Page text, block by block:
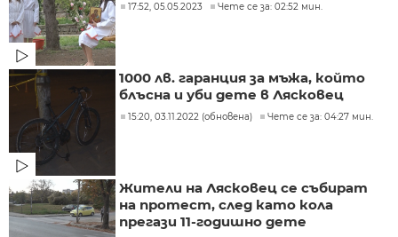
17:52, 05.05.2023 Чете се за: 02:52 мин.
1000 лв. гаранция за мъжа, който
блъсна и уби дете в Лясковец
15:20, 03.11.2022 (обновена) Чете се за: 04:27 мин.
Жители на Лясковец се събират
на протест, след като кола
прегази 11-годишно дете